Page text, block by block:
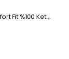
Kahve Comfort Fit %100 Keten Düğmeli Yaka Gömlek